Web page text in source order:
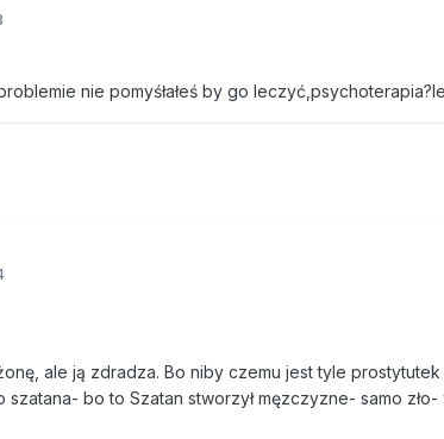
nie pomyśłałeś by go
ale ją zdradza. Bo niby czemu jest tyle prostytutek
bo to Szatan stworzył męzczyzne- samo zło-